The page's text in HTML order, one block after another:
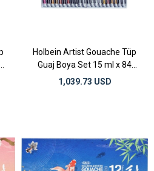
Holbein Artist Gouache Tüp
Guaj Boya Set 15 ml x 84
Renk
1,039.73 USD